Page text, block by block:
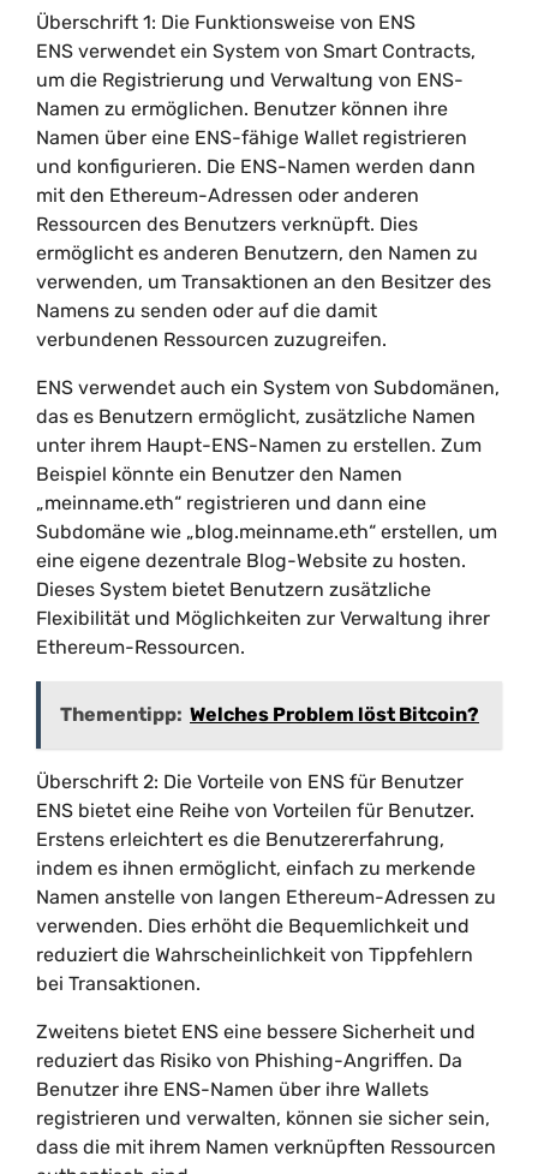
Überschrift 1: Die Funktionsweise von ENS
ENS verwendet ein System von Smart Contracts,
um die Registrierung und Verwaltung von ENS-
Namen zu ermöglichen. Benutzer können ihre
Namen über eine ENS-fähige Wallet registrieren
und konfigurieren. Die ENS-Namen werden dann
mit den Ethereum-Adressen oder anderen
Ressourcen des Benutzers verknüpft. Dies
ermöglicht es anderen Benutzern, den Namen zu
verwenden, um Transaktionen an den Besitzer des
Namens zu senden oder auf die damit
verbundenen Ressourcen zuzugreifen.
ENS verwendet auch ein System von Subdomänen,
das es Benutzern ermöglicht, zusätzliche Namen
unter ihrem Haupt-ENS-Namen zu erstellen. Zum
Beispiel könnte ein Benutzer den Namen
„meinname.eth“ registrieren und dann eine
Subdomäne wie „blog.meinname.eth“ erstellen, um
eine eigene dezentrale Blog-Website zu hosten.
Dieses System bietet Benutzern zusätzliche
Flexibilität und Möglichkeiten zur Verwaltung ihrer
Ethereum-Ressourcen.
Thementipp: Welches Problem löst Bitcoin?
Überschrift 2: Die Vorteile von ENS für Benutzer
ENS bietet eine Reihe von Vorteilen für Benutzer.
Erstens erleichtert es die Benutzererfahrung,
indem es ihnen ermöglicht, einfach zu merkende
Namen anstelle von langen Ethereum-Adressen zu
verwenden. Dies erhöht die Bequemlichkeit und
reduziert die Wahrscheinlichkeit von Tippfehlern
bei Transaktionen.
Zweitens bietet ENS eine bessere Sicherheit und
reduziert das Risiko von Phishing-Angriffen. Da
Benutzer ihre ENS-Namen über ihre Wallets
registrieren und verwalten, können sie sicher sein,
dass die mit ihrem Namen verknüpften Ressourcen